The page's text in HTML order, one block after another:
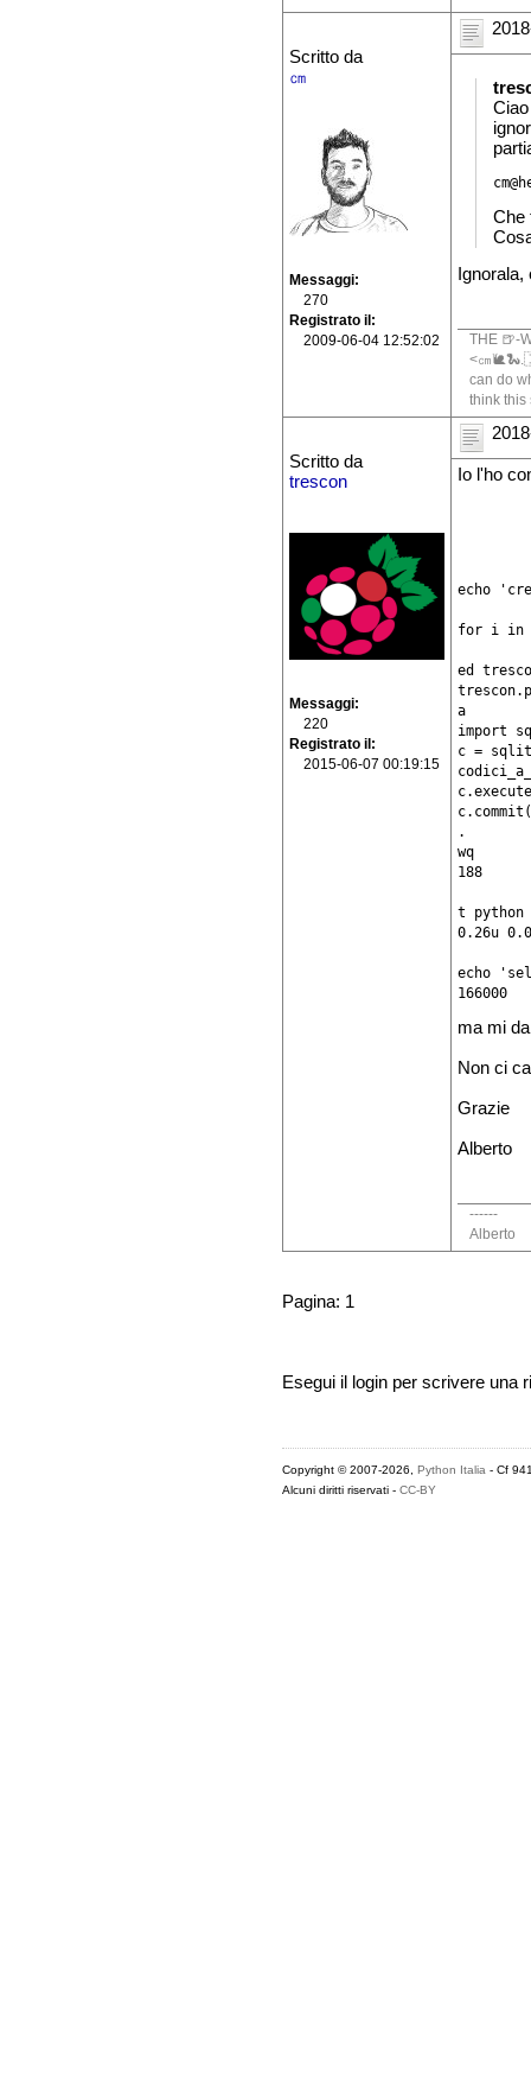
Scritto da
㎝
Messaggi
270
Registrato il
2009-06-04 12:52:02
Che
THE 🍺-
<㎝
can do
think this
Scritto da
trescon
Messaggi
220
Registrato il
2015-06-07 00:19:15
Io l'ho
echo
for i in
ed
a
import
c =
.
wq
188
t python
0.26u
echo
166000
ma mi
Non ci
Grazie
Alberto
------
Alberto
Pagina: 1
Esegui il login per scrivere una
Copyright © 2007-2026, Python Italia- Cf
Alcuni diritti riservati - CC-BY